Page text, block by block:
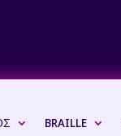
BRAILLE